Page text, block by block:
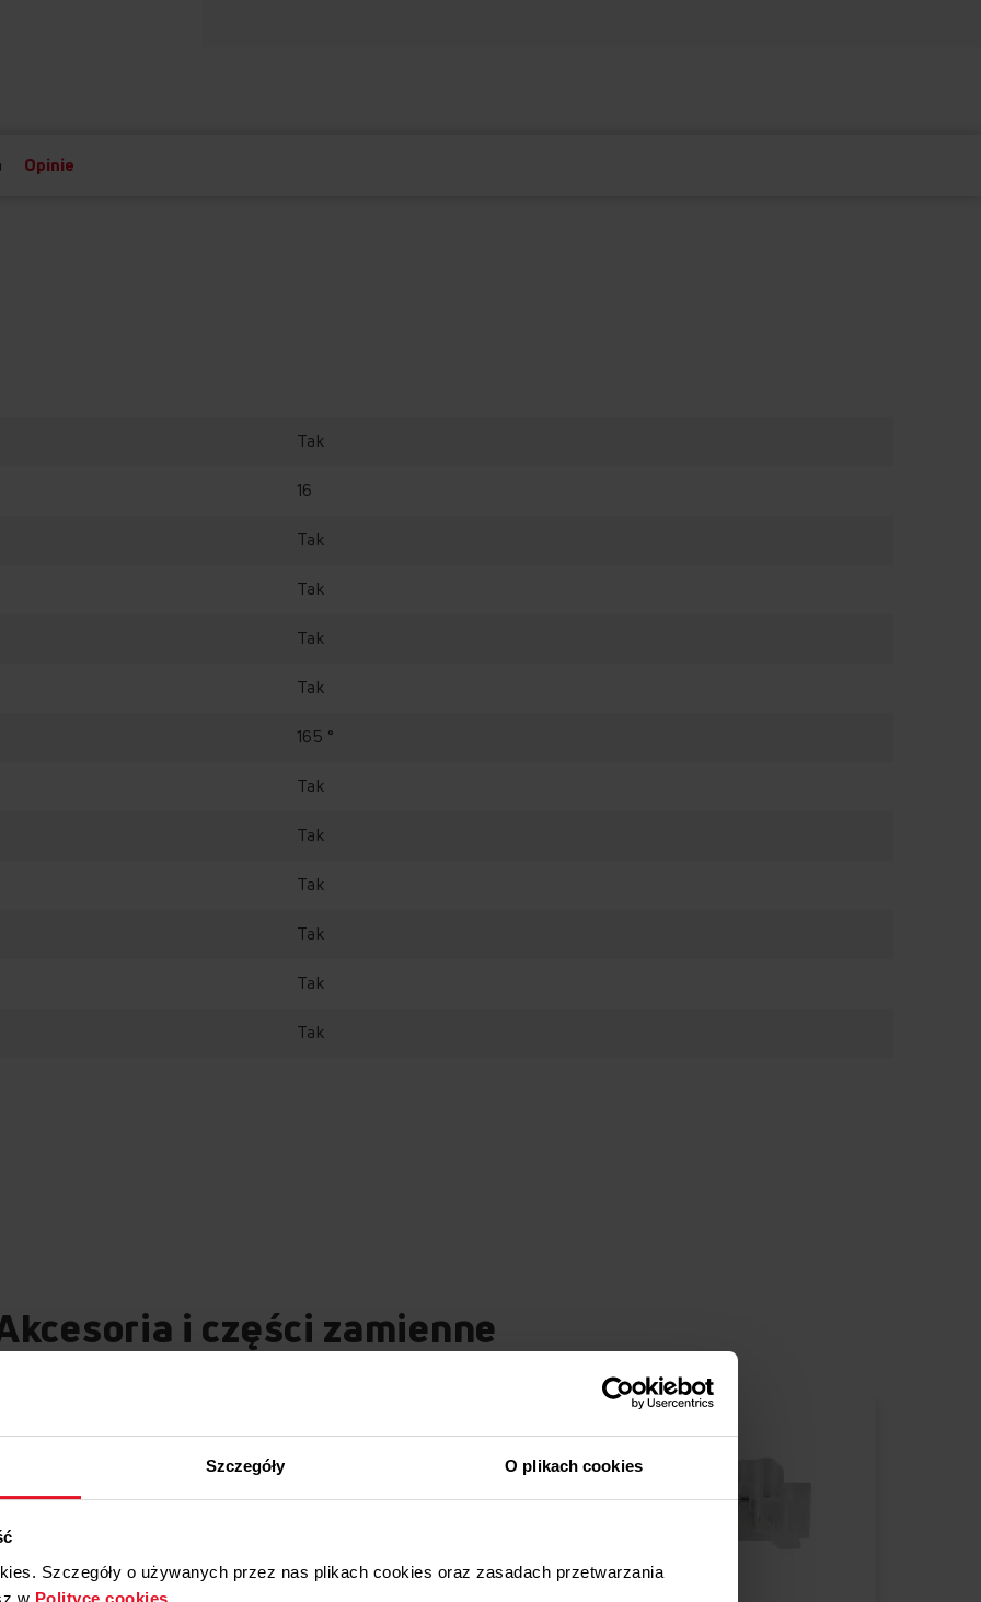
Szczegóły O plikach cookies
Szczegóły o używanych przez nas plikach cookies oraz zasadach przetwarzania
w Polityce cookies.
Opinie
Tak
16
Tak
Tak
Tak
Tak
165 °
Tak
Tak
Tak
Tak
Tak
Tak
i części zamienne